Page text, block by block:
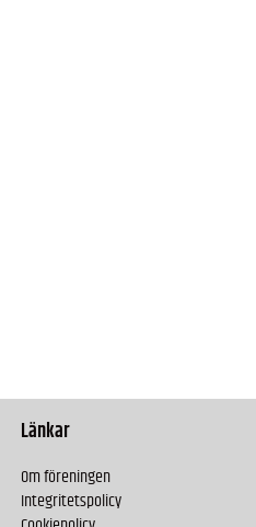
Länkar
Om föreningen
Integritetspolicy